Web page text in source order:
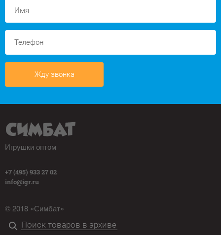
Жду звонка
Игрушки оптом
+7 (495) 933 27 02
info@igr.ru
© 2018 «Симбат»